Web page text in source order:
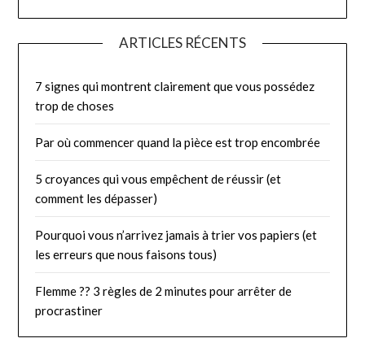
ARTICLES RÉCENTS
7 signes qui montrent clairement que vous possédez
trop de choses
Par où commencer quand la pièce est trop encombrée
5 croyances qui vous empêchent de réussir (et
comment les dépasser)
Pourquoi vous n’arrivez jamais à trier vos papiers (et
les erreurs que nous faisons tous)
Flemme ?? 3 règles de 2 minutes pour arrêter de
procrastiner